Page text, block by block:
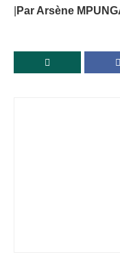
Par Arsène